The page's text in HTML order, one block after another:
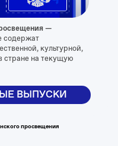
просвещения